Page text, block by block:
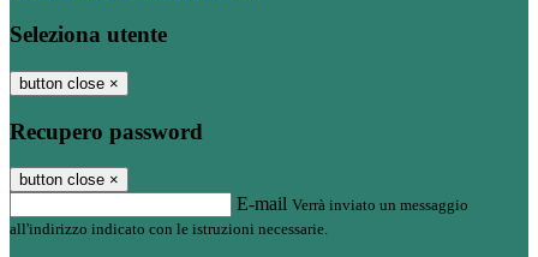
Seleziona utente
button close ×
Recupero password
button close ×
E-mail Verrà inviato un messaggio
all'indirizzo indicato con le istruzioni necessarie.